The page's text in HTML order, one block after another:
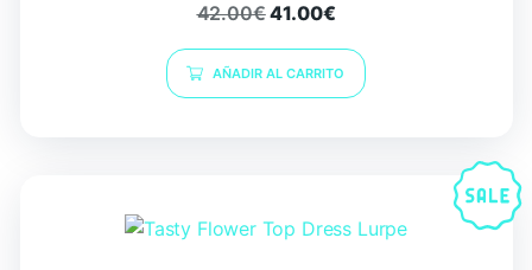
42.00€41.00€
AÑADIR AL CARRITO